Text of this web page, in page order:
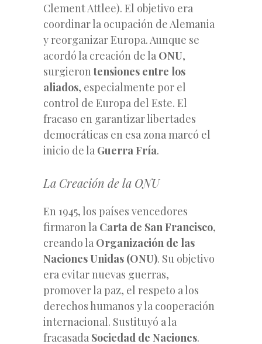
Clement Attlee). El objetivo era
coordinar la ocupación de Alemania
y reorganizar Europa. Aunque se
acordó la creación de la ONU,
surgierontensiones entre los
aliados, especialmente por el
control de Europa del Este. El
fracaso en garantizar libertades
democráticas en esa zona marcó el
inicio de la Guerra Fría.
La Creación de la ONU
En 1945, los países vencedores
firmaron la Carta de San Francisco,
creando la Organización de las
Naciones Unidas (ONU). Su objetivo
era evitar nuevas guerras,
promover la paz, el respeto a los
derechos humanos y la cooperación
internacional. Sustituyó a la
fracasada Sociedad de Naciones.